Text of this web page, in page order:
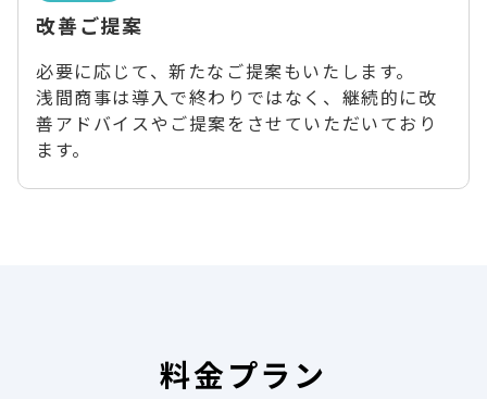
改善ご提案
必要に応じて、新たなご提案もいたします。
浅間商事は導入で終わりではなく、継続的に改
善アドバイスやご提案をさせていただいており
ます。
料金プラン